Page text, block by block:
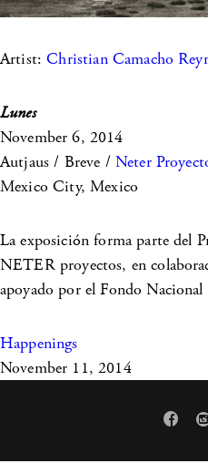
Artist:Christian Camacho
Lunes
November 6, 2014
Autjaus / Breve / Neter
Mexico City, Mexico
La exposición forma parte del
NETER proyectos, en
apoyado por el Fondo
Happenings
November 11, 2014
